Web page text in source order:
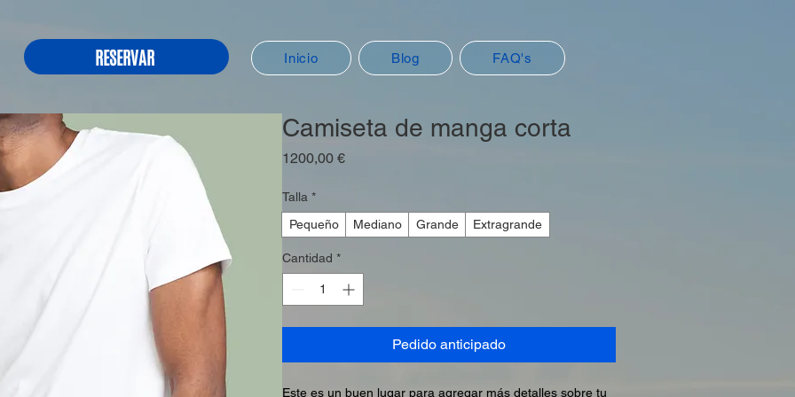
RESERVAR Inicio Blog FAQ's
Camiseta de manga corta
1200,00 €Precio
Talla *
Pequeño
Mediano Grande Extragrande
Cantidad *
Pedido anticipado
Este es un buen lugar para agregar más detalles sobre tu